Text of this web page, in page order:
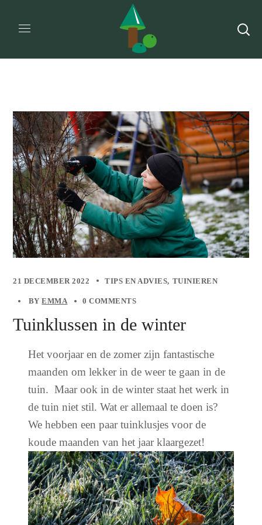
21 DECEMBER 2022 TIPS EN ADVIES TUINIEREN
BYEMMA 0 COMMENTS
Tuinklussen in de winter
Het voorjaar en de zomer zijn fantastische
maanden om lekker in de weer te gaan in de
tuin. Maar ook in de winter staat het werk in
de tuin niet stil. Wat er allemaal te doen is?
We hebben een paar tuinklusjes voor de
koude maanden van het jaar klaargezet!